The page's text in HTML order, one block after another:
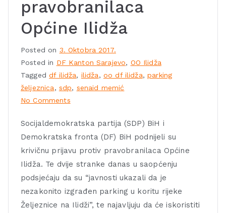
pravobranilaca
Općine Ilidža
Posted on 3. Oktobra 2017.
Posted in DF Kanton Sarajevo, OO Ilidža
Taggeddf ilidža, ilidža, oo df ilidža,parking
željeznica, sdp, senaid memić
No Comments
Socijaldemokratska partija (SDP) BiH i
Demokratska fronta (DF) BiH podnijeli su
krivičnu prijavu protiv pravobranilaca Općine
Ilidža. Te dvije stranke danas u saopćenju
podsjećaju da su “javnosti ukazali da je
nezakonito izgrađen parking u koritu rijeke
Željeznice na Ilidži”, te najavljuju da će iskoristiti